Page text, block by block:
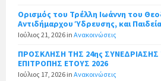
Ορισμός του Τρέλλη Ιωάννη του
Αντιδήμαρχου Ύδρευσης, και
Ιούλιος 21, 2026 in Ανακοινώσεις
ΠΡΟΣΚΛΗΣΗ ΤΗΣ 24ης
ΕΠΙΤΡΟΠΗΣ ΕΤΟΥΣ 2026
Ιούλιος 17, 2026 in Ανακοινώσεις